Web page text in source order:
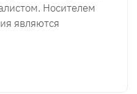
Носителем
являются